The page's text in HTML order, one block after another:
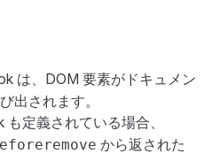
は、DOM 要素がドキュメン
出されます。
も定義されている場合、
から返された